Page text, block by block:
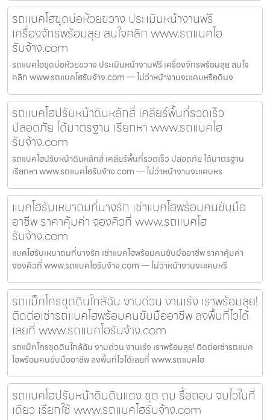
รถแบคโฮขุดบ่อห้วยขวาง ประเมินหน้างานฟรี
เครื่องจักรพร้อมลุย สนใจคลิก www.รถแบคโฮ
รับจ้าง.com
รถแบคโฮขุดบ่อห้วยขวาง ประเมินหน้างานฟรี เครื่องจักรพร้อมลุย สนใจ
คลิก www.รถแบคโฮรับจ้าง.com — ไม่ว่าหน้างานจะแคบหรือดินจ
รถแบคโฮปรับหน้าดินหลักสี่ เคลียร์พื้นที่รวดเร็ว
ปลอดภัย ได้มาตรฐาน เรียกหา www.รถแบคโฮ
รับจ้าง.com
รถแบคโฮปรับหน้าดินหลักสี่ เคลียร์พื้นที่รวดเร็ว ปลอดภัย ได้มาตรฐาน
เรียกหา www.รถแบคโฮรับจ้าง.com — ไม่ว่าหน้างานจะแคบหร
แบคโฮรับเหมาถมที่บางรัก เช่าแบคโฮพร้อมคนขับมือ
อาชีพ ราคาคุ้มค่า จองคิวที่ www.รถแบคโฮ
รับจ้าง.com
แบคโฮรับเหมาถมที่บางรัก เช่าแบคโฮพร้อมคนขับมืออาชีพ ราคาคุ้มค่า
จองคิวที่ www.รถแบคโฮรับจ้าง.com — ไม่ว่าหน้างานจะแคบหรื
รถแม็คโครขุดดินใกล้ฉัน งานด่วน งานเร่ง เราพร้อมลุย!
ติดต่อเช่ารถแบคโฮพร้อมคนขับมืออาชีพ ลงพื้นที่ไวได้
เลยที่ www.รถแบคโฮรับจ้าง.com
รถแม็คโครขุดดินใกล้ฉัน งานด่วน งานเร่ง เราพร้อมลุย! ติดต่อเช่ารถแบค
โฮพร้อมคนขับมืออาชีพ ลงพื้นที่ไวได้เลยที่ www.รถแบคโฮ
รถแบคโฮปรับหน้าดินดินแดง ขุด ถม รื้อถอน จบไวในที่
เดียว เรียกใช้ www.รถแบคโฮรับจ้าง.com